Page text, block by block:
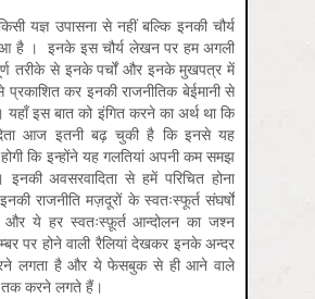
यज्ञ उपासना से नहीं बल्कि इनकी चौर्य
है । इनके इस चौर्य लेखन पर हम अगली
तरीके से इनके पर्चों और इनके मुखपत्र में
कर इनकी राजनीतिक बेईमानी से
यहाँ इस बात को इंगित करने का अर्थ था कि
आज इतनी बढ़ चुकी है कि इनसे यह
कि इन्होंने यह गलतियां अपनी कम समझ
अवसरवादिता से हमें परिचित होना
राजनीति मज़दूरों के स्वतःस्फूर्त संघर्षों
और ये हर स्वतःस्फ़ूर्त आन्दोलन का जश्न
पर होने वाली रैलियां देखकर इनके अन्दर
लगता है और ये फेसबुक से ही आने वाले
तक करने लगते हैं।